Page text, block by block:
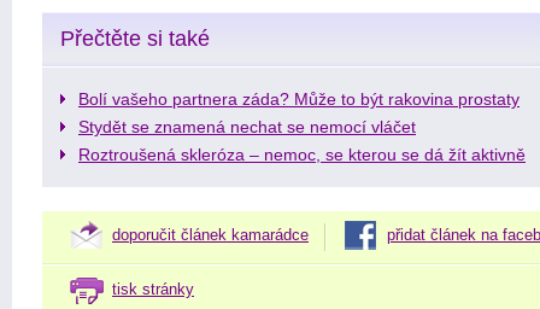
Přečtěte si také
Bolí vašeho partnera záda? Může to být rakovina prostaty
Stydět se znamená nechat se nemocí vláčet
Roztroušená skleróza – nemoc, se kterou se dá žít aktivně
doporučit článek kamarádce přidat článek na
tisk stránky